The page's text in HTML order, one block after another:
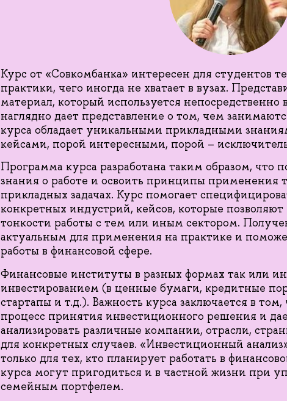
Курс от «Совкомбанка» интересен для студентов
практики, чего иногда не хватает в вузах.
материал, который используется
наглядно дает представление о том, чем
курса обладает уникальными прикладными
кейсами, порой интересными, порой –
Программа курса разработана таким образом, что
знания о работе и освоить принципы применения
прикладных задачах. Курс помогает
конкретных индустрий, кейсов, которые
тонкости работы с тем или иным сектором.
актуальным для применения на практике и
работы в финансовой сфере.
Финансовые институты в разных формах так или
инвестированием (в ценные бумаги, кредитные
стартапы и т.д.). Важность курса заключается в
процесс принятия инвестиционного решения и
анализировать различные компании, отрасли,
для конкретных случаев. «Инвестиционный
только для тех, кто планирует работать в
курса могут пригодиться и в частной жизни при
семейным портфелем.